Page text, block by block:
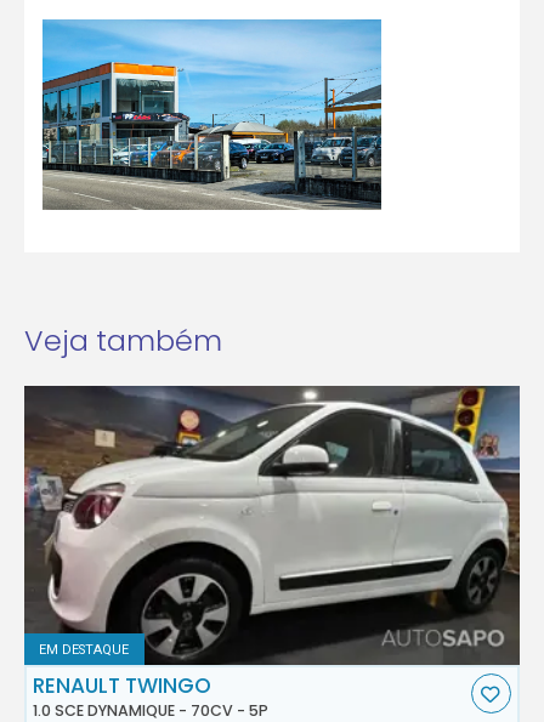
Veja também
EM DESTAQUE
RENAULT TWINGO
1.0 SCE DYNAMIQUE - 70CV - 5P